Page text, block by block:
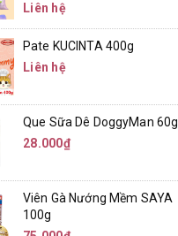
Liên hệ
Pate KUCINTA 400g
Liên hệ
Que Sữa Dê DoggyMan 60g
28.000₫
Viên Gà Nướng Mềm SAYA
100g